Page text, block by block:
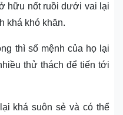
hữu nốt ruồi dưới vai lại
khá khó khăn.
thì số mệnh của họ lại
thử thách để tiến tới
khá suôn sẻ và có thể